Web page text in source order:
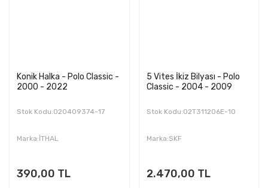
Konik Halka - Polo Classic -
2000 - 2022
Stok Kodu:020409374-17
Marka:İTHAL
390,00 TL
5 Vites İkiz Bilyası - Polo
Classic - 2004 - 2009
Stok Kodu:02T311206E-10
Marka:SKF
2.470,00 TL